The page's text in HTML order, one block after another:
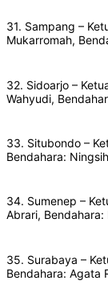
31. Sampang –
Mukarromah,
32. Sidoarjo –
Wahyudi,
33. Situbondo –
Bendahara: Ningsih
34. Sumenep –
Abrari, Bendahara:
35. Surabaya –
Bendahara: Agata